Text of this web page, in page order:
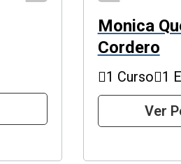
Monica
Cordero
1 Curso 1
Ver